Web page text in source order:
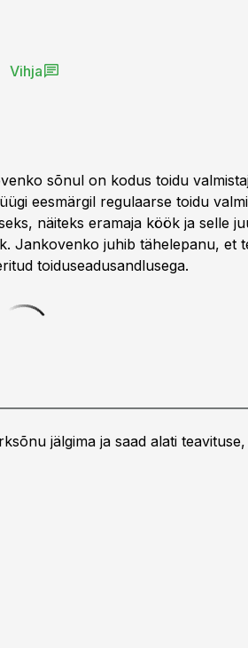
Vihja
sõnul on kodus toidu
eesmärgil regulaarse toidu
näiteks eramaja köök ja selle
Jankovenko juhib tähelepanu, et
toiduseadusandlusega.
jälgima ja saad alati